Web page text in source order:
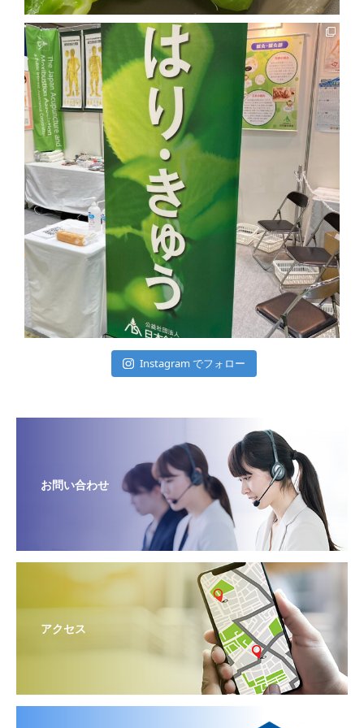
Instagram でフォロー
お問い合わせ
アクセス